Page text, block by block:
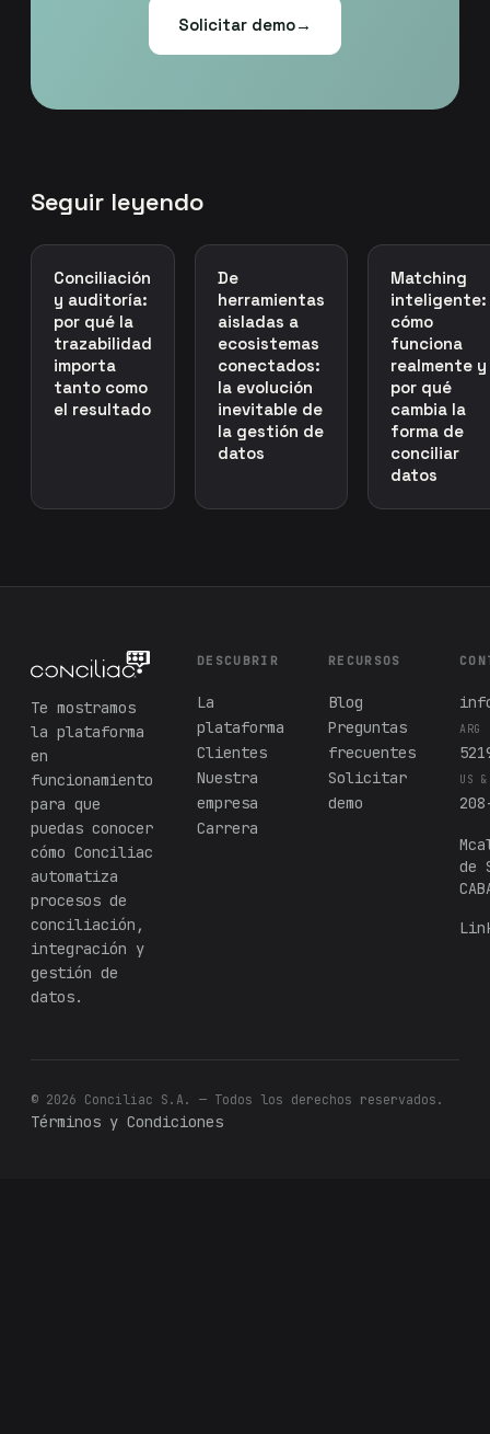
Solicitar demo→
Seguir leyendo
Conciliación
y auditoría:
por qué la
trazabilidad
importa
tanto como
el resultado
De
herramientas
aisladas a
ecosistemas
conectados:
la evolución
inevitable de
la gestión de
datos
Matching
inteligente:
cómo
funciona
realmente y
por qué
cambia la
forma de
conciliar
datos
Te mostramos
la plataforma
en
funcionamiento
para que
puedas conocer
cómo Conciliac
automatiza
procesos de
conciliación,
integración y
gestión de
datos.
DESCUBRIR
La
plataforma
Clientes
Nuestra
empresa
Carrera
RECURSOS
Blog
Preguntas
frecuentes
Solicitar
demo
ARG
US
de
© 2026 Conciliac S.A. — Todos los derechos reservados.
Términos y Condiciones